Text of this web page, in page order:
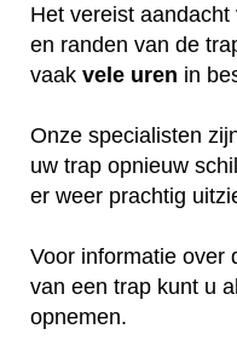
Het vereist
en randen van de
vaak vele uren in
Onze specialisten
uw trap opnieuw
er weer prachtig
Voor informatie over
van een trap kunt u
opnemen.